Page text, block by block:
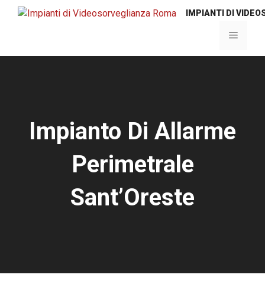
IMPIANTI DI
Menu
Impianto Di Allarme
Perimetrale
Sant’Oreste